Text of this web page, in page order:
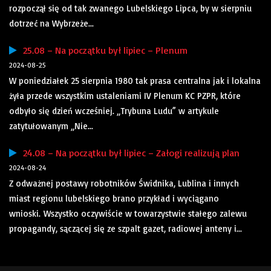
rozpoczął się od tak zwanego Lubelskiego Lipca, by w sierpniu
dotrzeć na Wybrzeże...
25.08 – Na początku był lipiec – Plenum
2024-08-25
W poniedziałek 25 sierpnia 1980 tak prasa centralna jak i lokalna
żyła przede wszystkim ustaleniami IV Plenum KC PZPR, które
odbyło się dzień wcześniej. „Trybuna Ludu” w artykule
zatytułowanym „Nie...
24.08 – Na początku był lipiec – Załogi realizują plan
2024-08-24
Z odważnej postawy robotników Świdnika, Lublina i innych
miast regionu lubelskiego brano przykład i wyciągano
wnioski. Wszystko oczywiście w towarzystwie stałego zalewu
propagandy, sączącej się ze szpalt gazet, radiowej anteny i...